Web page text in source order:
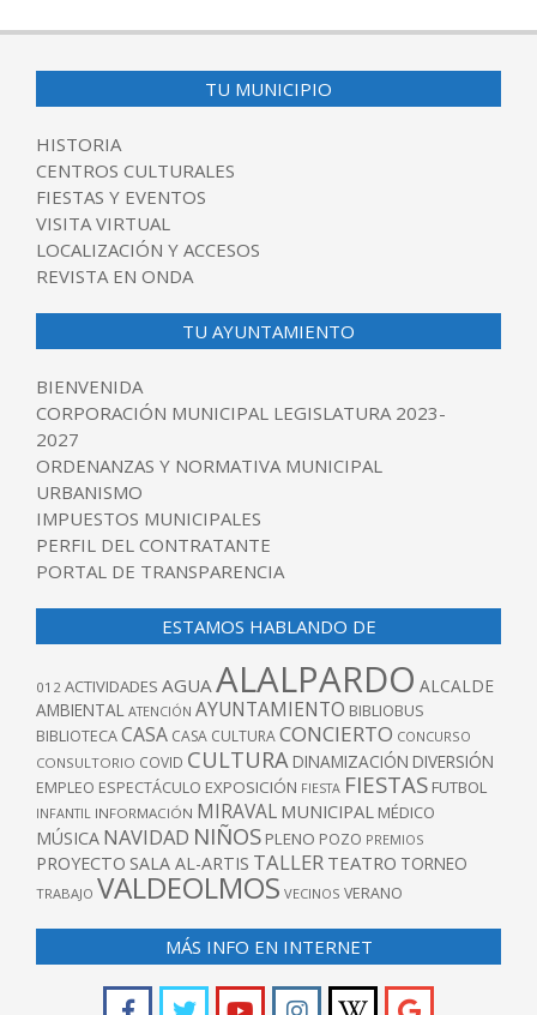
TU MUNICIPIO
HISTORIA
CENTROS CULTURALES
FIESTAS Y EVENTOS
VISITA VIRTUAL
LOCALIZACIÓN Y ACCESOS
REVISTA EN ONDA
TU AYUNTAMIENTO
BIENVENIDA
CORPORACIÓN MUNICIPAL LEGISLATURA 2023-
2027
ORDENANZAS Y NORMATIVA MUNICIPAL
URBANISMO
IMPUESTOS MUNICIPALES
PERFIL DEL CONTRATANTE
PORTAL DE TRANSPARENCIA
ESTAMOS HABLANDO DE
012 ACTIVIDADES AGUA ALALPARDO ALCALDE
AMBIENTAL ATENCIÓN AYUNTAMIENTO BIBLIOBUS
BIBLIOTECACASA CASA CULTURACONCIERTO CONCURSO
CONSULTORIO COVID CULTURA DINAMIZACIÓN DIVERSIÓN
EMPLEO ESPECTÁCULO EXPOSICIÓN FIESTA FIESTAS FUTBOL
INFANTIL INFORMACIÓN MIRAVAL MUNICIPAL MÉDICO
MÚSICA NAVIDAD NIÑOS PLENO POZO PREMIOS
PROYECTO SALA AL-ARTIS TALLER TEATRO TORNEO
TRABAJO VALDEOLMOS VECINOS VERANO
MÁS INFO EN INTERNET